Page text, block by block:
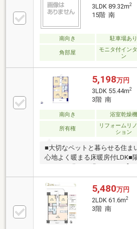
3LDK 89.32m2
15階 南
南向き 駐車場あり
角部屋
モニタ付イン
ン
5,198万円
3LDK 55.44m2
3階 南
南向き 浴室乾燥機
所有権
リフォームリ
ション
■大切なペットと暮らせる住ま
心地よく暖まる床暖房付LDK■
ルコニー豊かに過ごすには【
テリア】カーポートや楽しめ
ってきます。これらを一括で
ローンに組み込むことが可能
リッチです。※東京MXテレビ
バン研究所」２０２３年７月
で内覧確定可能■赤色の見学予
5,480万円
2LDK 61.6m2
3階 南